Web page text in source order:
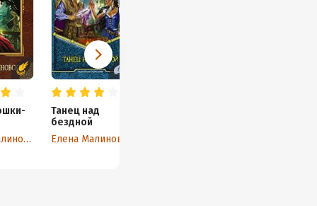
Елена Малиновская
Танец над
бездной